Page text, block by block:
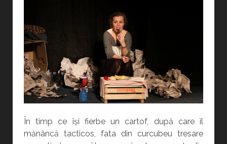
În timp ce își fierbe un cartof, după care îl
mănâncă tacticos, fata din curcubeu tresare